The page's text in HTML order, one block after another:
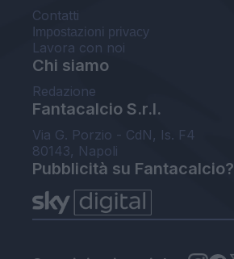
Contatti
Impostazioni privacy
Lavora con noi
Chi siamo
Redazione
Fantacalcio S.r.l.
Via G. Porzio - CdN, Is. F4
80143, Napoli
Pubblicità su Fantacalcio?